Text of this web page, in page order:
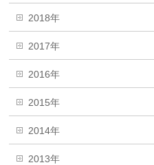
2018年
2017年
2016年
2015年
2014年
2013年